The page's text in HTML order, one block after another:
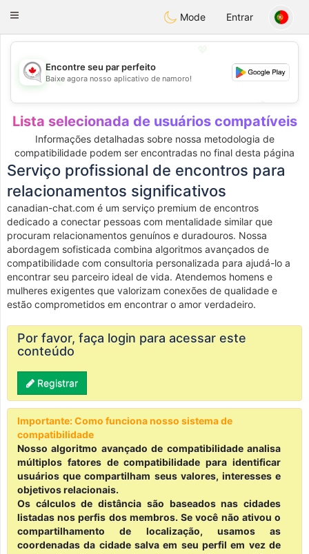
CANADIANchat
Toggle
Mode Entrar
💖
💕
💕
Encontre seu par perfeito
Baixe agora nosso aplicativo de namoro!
Lista selecionada de usuários compatíveis
Informações detalhadas sobre nossa metodologia de
compatibilidade podem ser encontradas no final desta página
Serviço profissional de encontros para
relacionamentos significativos
canadian-chat.com é um serviço premium de encontros
dedicado a conectar pessoas com mentalidade similar que
procuram relacionamentos genuínos e duradouros. Nossa
abordagem sofisticada combina algoritmos avançados de
compatibilidade com consultoria personalizada para ajudá-lo a
encontrar seu parceiro ideal de vida. Atendemos homens e
mulheres exigentes que valorizam conexões de qualidade e
estão comprometidos em encontrar o amor verdadeiro.
Por favor, faça login para acessar este
conteúdo
Registrar
Importante: Como funciona nosso sistema de
compatibilidade
Nosso algoritmo avançado de compatibilidade analisa
múltiplos fatores de compatibilidade para identificar
usuários que compartilham seus valores, interesses e
objetivos relacionais.
Os cálculos de distância são baseados nas cidades
listadas nos perfis dos membros. Se você não ativou o
compartilhamento de localização, usamos as
coordenadas da cidade salva em seu perfil em vez de